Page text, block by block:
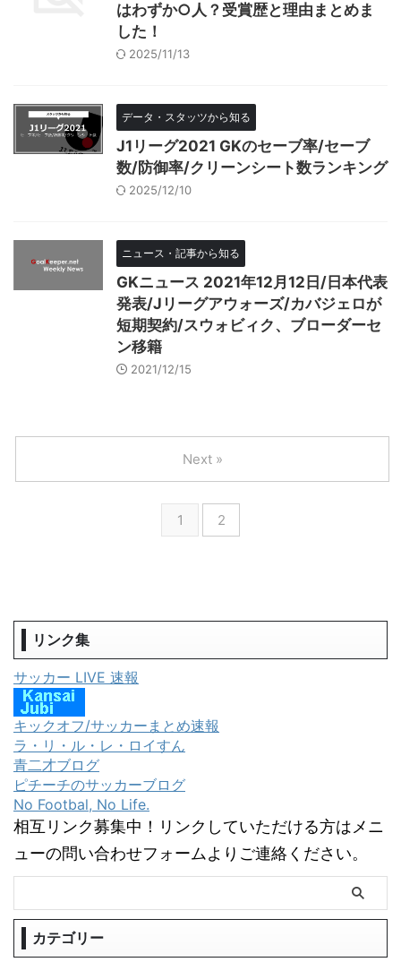
はわずか○人？受賞歴と理由まとめま
した！
2025/11/13
データ・スタッツから知る
J1リーグ2021 GKのセーブ率/セーブ
数/防御率/クリーンシート数ランキング
2025/12/10
ニュース・記事から知る
GKニュース 2021年12月12日/日本代表
発表/Jリーグアウォーズ/カバジェロが
短期契約/スウォビィク、ブローダーセ
ン移籍
2021/12/15
1 2
Next »
リンク集
サッカー LIVE 速報
キックオフ/サッカーまとめ速報
ラ・リ・ル・レ・ロイすん
青二才ブログ
ピチーチのサッカーブログ
No Footbal, No Life.
相互リンク募集中！リンクしていただける方はメニ
ューの問い合わせフォームよりご連絡ください。
カテゴリー